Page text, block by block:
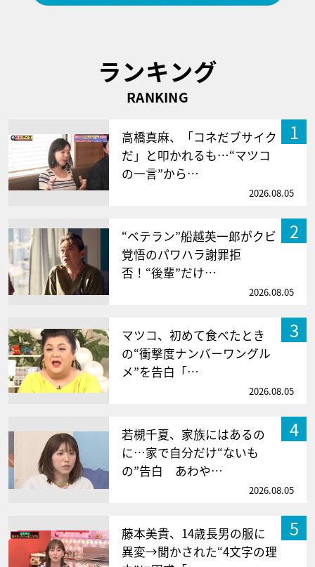
ランキング
RANKING
1
高橋真麻、「コネだブサイク
だ」と叩かれるも…“マツコ
の一言”から…
2026.08.05
2
“ベテラン”船越英一郎がクビ
覚悟のパワハラ謝罪拒
否！“後輩”だけ…
2026.08.05
3
マツコ、初めて食べたとき
の“衝撃度ナンバーワングル
メ”を告白「…
2026.08.05
4
若槻千夏、家族にはあるの
に…家で自分だけ“ないも
の”告白 あわや…
2026.08.05
5
藤本美貴、14歳長男の服に
異変→聞かされた“4文字の理